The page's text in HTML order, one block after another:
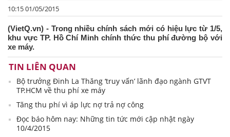
10:15 01/05/2015
(VietQ.vn) - Trong nhiều chính sách mới có hiệu lực từ 1/5,
khu vực TP. Hồ Chí Minh chính thức thu phí đường bộ với
xe máy.
TIN LIÊN QUAN
Bộ trưởng Đinh La Thăng ‘truy vấn’ lãnh đạo ngành GTVT
TP.HCM về thu phí xe máy
Tăng thu phí vì áp lực nợ trả nợ công
Đọc báo hôm nay: Những tin tức mới cập nhật ngày
10/4/2015